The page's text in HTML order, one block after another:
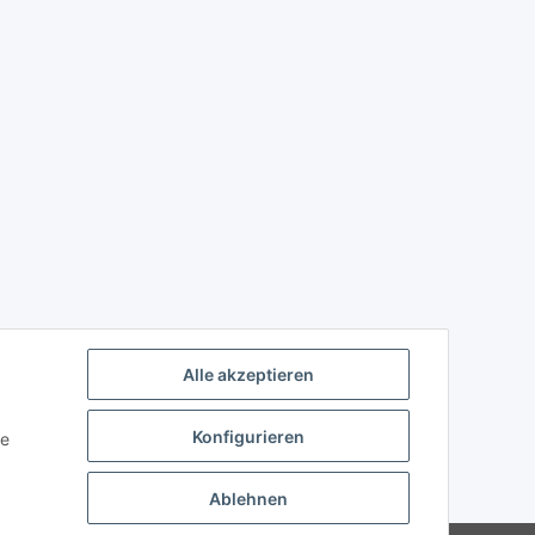
Alle akzeptieren
Konfigurieren
Ablehnen